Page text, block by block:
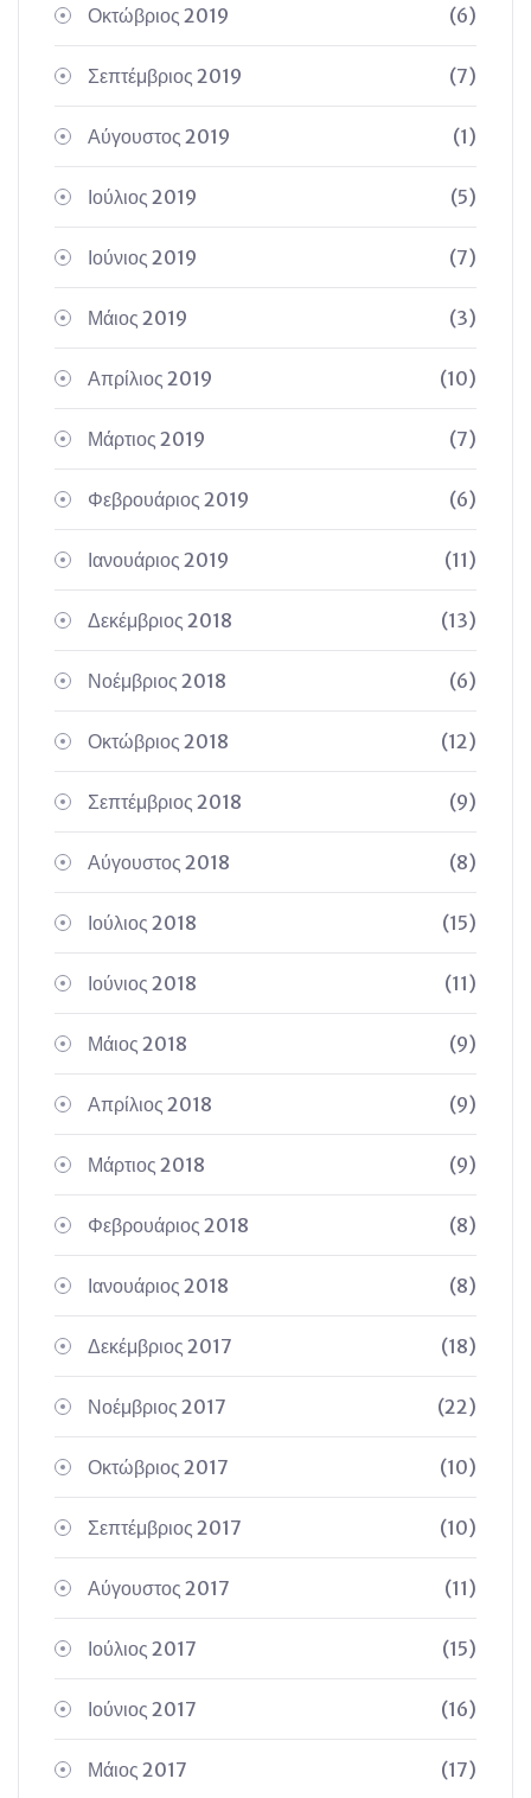
Οκτώβριος 2019 (6)
Σεπτέμβριος 2019 (7)
Αύγουστος 2019 (1)
Ιούλιος 2019 (5)
Ιούνιος 2019 (7)
Μάιος 2019 (3)
Απρίλιος 2019 (10)
Μάρτιος 2019 (7)
Φεβρουάριος 2019 (6)
Ιανουάριος 2019 (11)
Δεκέμβριος 2018 (13)
Νοέμβριος 2018 (6)
Οκτώβριος 2018 (12)
Σεπτέμβριος 2018 (9)
Αύγουστος 2018 (8)
Ιούλιος 2018 (15)
Ιούνιος 2018 (11)
Μάιος 2018 (9)
Απρίλιος 2018 (9)
Μάρτιος 2018 (9)
Φεβρουάριος 2018 (8)
Ιανουάριος 2018 (8)
Δεκέμβριος 2017 (18)
Νοέμβριος 2017 (22)
Οκτώβριος 2017 (10)
Σεπτέμβριος 2017 (10)
Αύγουστος 2017 (11)
Ιούλιος 2017 (15)
Ιούνιος 2017 (16)
Μάιος 2017 (17)